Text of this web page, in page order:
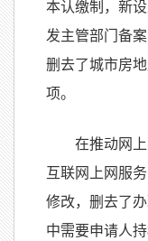
本认缴制，新
发主管部门备
删去了城市房
项。
在推动网
互联网上网服
修改，删去了
中需要申请人